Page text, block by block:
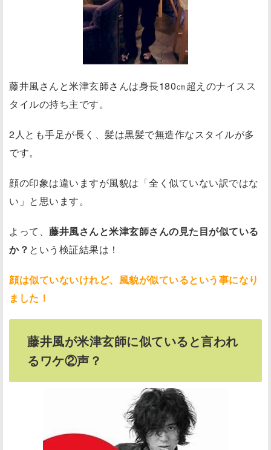
藤井風さんと米津玄師さんは身長180㎝超えのナイスス
タイルの持ち主です。
2人とも手足が長く、髪は黒髪で無造作なスタイルが多
です。
顔の印象は違いますが風貌は「全く似ていない訳ではな
い」と思います。
よって、 藤井風さんと米津玄師さんの見た目が似ている
か？ という検証結果は！
顔は似ていないけれど、風貌が似ているという事になり
ました！
藤井風が米津玄師に似ていると言われ
るワケ②声？